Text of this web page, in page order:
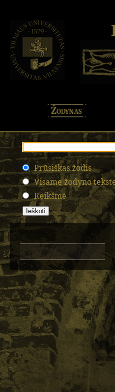
Žodynas
Prūsiškas žodis
Visame žodyno
Reikšmė